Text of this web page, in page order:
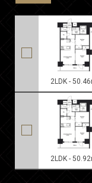
2LDK -
2LDK -